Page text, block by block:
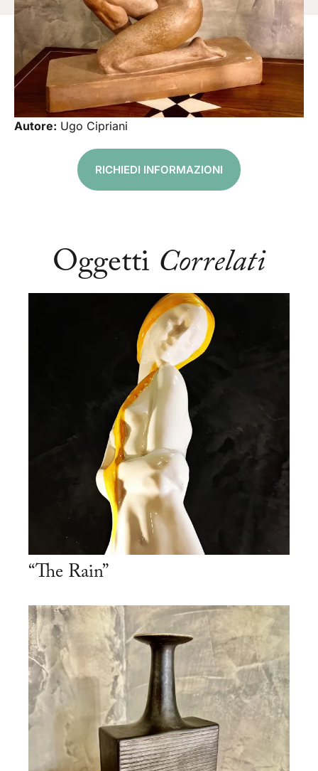
Autore: Ugo Cipriani
RICHIEDI INFORMAZIONI
Oggetti Correlati
“The Rain”